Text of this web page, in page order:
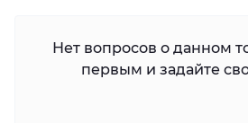
Нет вопросов о данном
первым и задайте